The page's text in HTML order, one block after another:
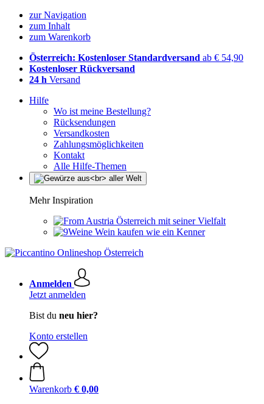
zur Navigation
zum Inhalt
zum Warenkorb
Österreich: Kostenloser Standardversand ab € 54,90
Kostenloser Rückversand
24 h Versand
Hilfe
Wo ist meine Bestellung?
Rücksendungen
Versandkosten
Zahlungsmöglichkeiten
Kontakt
Alle Hilfe-Themen
Mehr Inspiration
Österreich mit seiner Vielfalt
Wein kaufen wie ein Kenner
Anmelden
Jetzt anmelden
Bist du neu hier?
Konto erstellen
Warenkorb € 0,00